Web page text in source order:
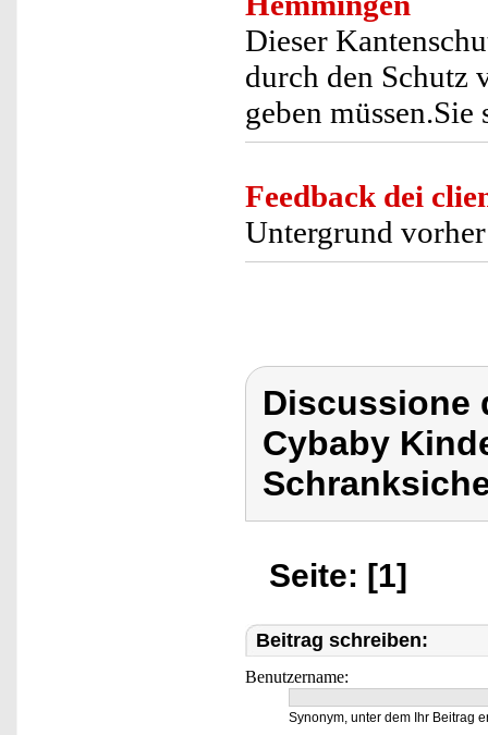
Dieser
durch den Schutz
geben müssen.Sie
Feedback dei
Untergrund
Discussione
Cybaby
Seite: [1]
Beitrag schreiben:
Benutzername:
Synonym, unter dem Ihr Beitrag